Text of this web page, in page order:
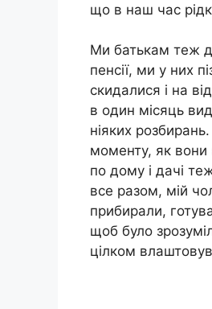
що в наш час
Ми батькам теж
пенсії, ми у них
скидалися і на
в один місяць
ніяких
моменту, як вони
по дому і дачі
все разом, мій
прибирали,
щоб було
цілком